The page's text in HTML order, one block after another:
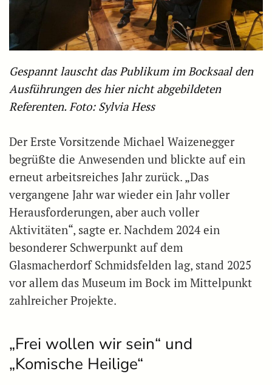
Gespannt lauscht das Publikum im Bocksaal den
Ausführungen des hier nicht abgebildeten
Referenten. Foto: Sylvia Hess
Der Erste Vorsitzende Michael Waizenegger
begrüßte die Anwesenden und blickte auf ein
erneut arbeitsreiches Jahr zurück. „Das
vergangene Jahr war wieder ein Jahr voller
Herausforderungen, aber auch voller
Aktivitäten“, sagte er. Nachdem 2024 ein
besonderer Schwerpunkt auf dem
Glasmacherdorf Schmidsfelden lag, stand 2025
vor allem das Museum im Bock im Mittelpunkt
zahlreicher Projekte.
„Frei wollen wir sein“ und
„Komische Heilige“